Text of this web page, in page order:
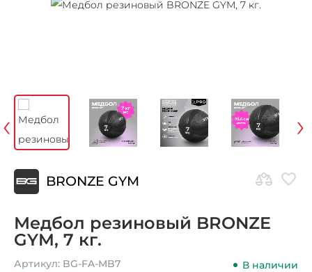
‹ ›
BRONZE GYM
Медбол резиновый BRONZE
GYM, 7 кг.
Артикул: BG-FA-MB7
В наличии